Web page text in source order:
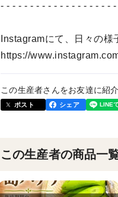
- - - - - - - - - - - - - - - - - - -
Instagramにて、日々の様
https://
この生産者さんをお友達に紹
ポスト シェア
この生産者の商品一